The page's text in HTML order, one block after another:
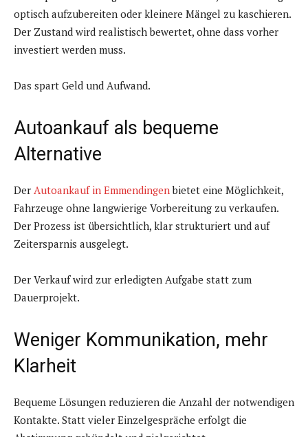
optisch aufzubereiten oder kleinere Mängel zu kaschieren.
Der Zustand wird realistisch bewertet, ohne dass vorher
investiert werden muss.
Das spart Geld und Aufwand.
Autoankauf als bequeme
Alternative
Der Autoankauf in Emmendingenbietet eine Möglichkeit,
Fahrzeuge ohne langwierige Vorbereitung zu verkaufen.
Der Prozess ist übersichtlich, klar strukturiert und auf
Zeitersparnis ausgelegt.
Der Verkauf wird zur erledigten Aufgabe statt zum
Dauerprojekt.
Weniger Kommunikation, mehr
Klarheit
Bequeme Lösungen reduzieren die Anzahl der notwendigen
Kontakte. Statt vieler Einzelgespräche erfolgt die